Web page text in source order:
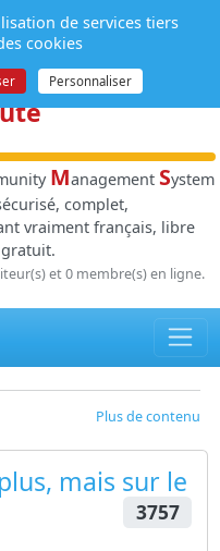
de
de
Management System
complet,
vraiment français, libre
et 0 membre(s) en ligne.
Plus de contenu
mais sur le
3757
de services tiers
cookies
Personnaliser